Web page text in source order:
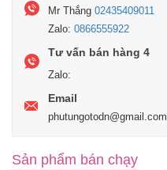
Mr Thắng 02435409011
Zalo: 0866555922
Tư vấn bán hàng 4
Zalo:
Email
phutungotodn@gmail.com
Sản phẩm bán chạy